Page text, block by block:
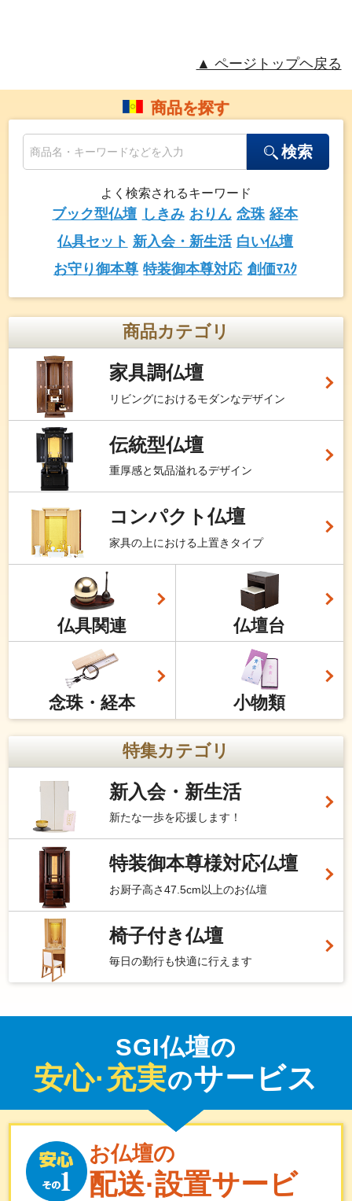
▲ ページトップヘ戻る
商品を探す
検索
よく検索されるキーワード
ブック型仏壇 しきみ おりん 念珠 経本
仏具セット 新入会・新生活 白い仏壇
お守り御本尊 特装御本尊対応 創価ﾏｽｸ
商品カテゴリ
家具調仏壇
リビングにおけるモダンなデザイン
伝統型仏壇
重厚感と気品溢れるデザイン
コンパクト仏壇
家具の上における上置きタイプ
仏具関連 仏壇台
念珠・経本 小物類
特集カテゴリ
新入会・新生活
新たな一歩を応援します！
特装御本尊様対応仏壇
お厨子高さ47.5cm以上のお仏壇
椅子付き仏壇
毎日の勤行も快適に行えます
SGI仏壇の
安心·充実のサービス
お仏壇の
配送·設置サービ